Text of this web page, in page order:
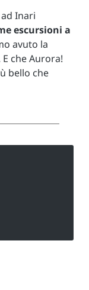
Inari
escursioni a
avuto la
che Aurora!
bello che